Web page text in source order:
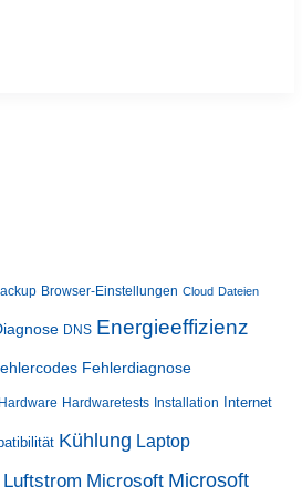
Browser-Einstellungen Cloud Dateien
DNS Energieeffizienz
Fehlerdiagnose
Hardware Hardwaretests Installation Internet
Kühlung Laptop
Luftstrom Microsoft Microsoft